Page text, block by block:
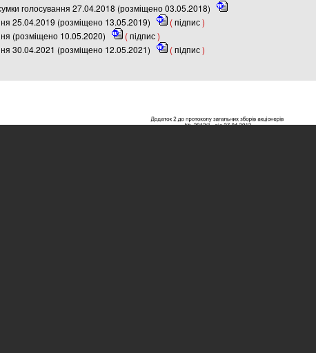
голосування 27.04.2018 (розміщено 03.05.2018)
25.04.2019 (розміщено 13.05.2019)
(підпис)
(розміщено 10.05.2020)
(підпис)
30.04.2021 (розміщено 12.05.2021)
(підпис)